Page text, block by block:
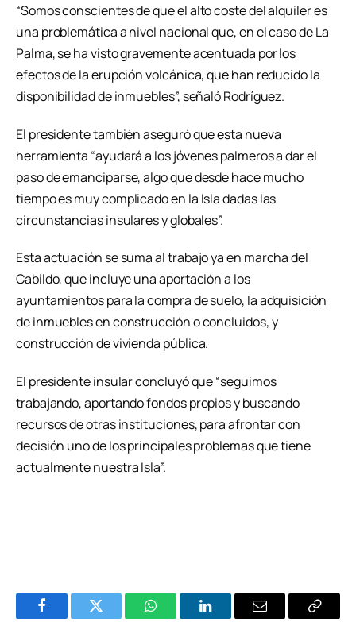
“Somos conscientes de que el alto coste del alquiler es
una problemática a nivel nacional que, en el caso de La
Palma, se ha visto gravemente acentuada por los
efectos de la erupción volcánica, que han reducido la
disponibilidad de inmuebles”, señaló Rodríguez.
El presidente también aseguró que esta nueva
herramienta “ayudará a los jóvenes palmeros a dar el
paso de emanciparse, algo que desde hace mucho
tiempo es muy complicado en la Isla dadas las
circunstancias insulares y globales”.
Esta actuación se suma al trabajo ya en marcha del
Cabildo, que incluye una aportación a los
ayuntamientos para la compra de suelo, la adquisición
de inmuebles en construcción o concluidos, y
construcción de vivienda pública.
El presidente insular concluyó que “seguimos
trabajando, aportando fondos propios y buscando
recursos de otras instituciones, para afrontar con
decisión uno de los principales problemas que tiene
actualmente nuestra Isla”.
FacebookTwitter WhatsAppLinkedInEmail Copiar